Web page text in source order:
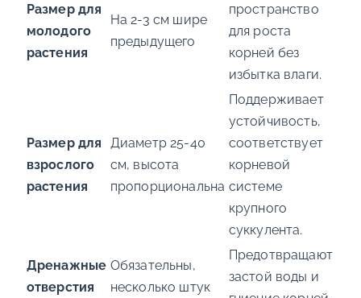
Размер для
молодого
растения
На 2-3 см шире
предыдущего
пространство
для роста
корней без
избытка влаги.
Размер для
взрослого
растения
Диаметр 25-40
см, высота
пропорциональна
Поддерживает
устойчивость,
соответствует
корневой
системе
крупного
суккулента.
Дренажные
отверстия
Обязательны,
несколько штук
Предотвращают
застой воды и